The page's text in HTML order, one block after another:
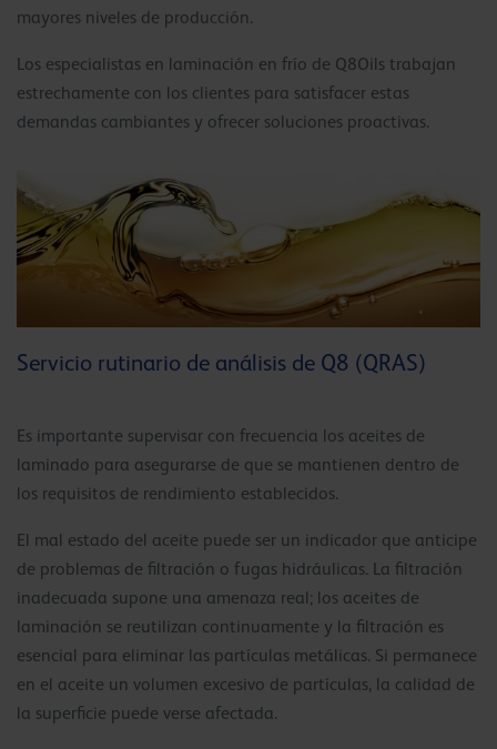
mayores niveles de producción.
Los especialistas en laminación en frío de Q8Oils trabajan
estrechamente con los clientes para satisfacer estas
demandas cambiantes y ofrecer soluciones proactivas.
Servicio rutinario de análisis de Q8 (QRAS)
Es importante supervisar con frecuencia los aceites de
laminado para asegurarse de que se mantienen dentro de
los requisitos de rendimiento establecidos.
El mal estado del aceite puede ser un indicador que anticipe
de problemas de filtración o fugas hidráulicas. La filtración
inadecuada supone una amenaza real; los aceites de
laminación se reutilizan continuamente y la filtración es
esencial para eliminar las partículas metálicas. Si permanece
en el aceite un volumen excesivo de partículas, la calidad de
la superficie puede verse afectada.